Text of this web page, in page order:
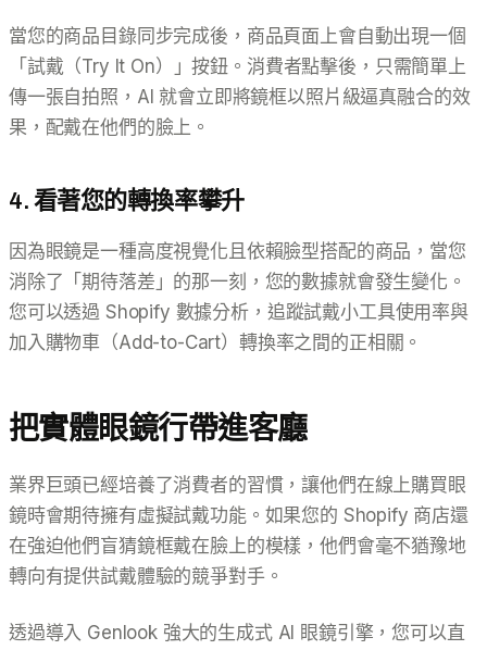
當您的商品目錄同步完成後，商品頁面上會自動出現一個
「試戴（Try It On）」按鈕。消費者點擊後，只需簡單上
傳一張自拍照，AI 就會立即將鏡框以照片級逼真融合的效
果，配戴在他們的臉上。
4. 看著您的轉換率攀升
因為眼鏡是一種高度視覺化且依賴臉型搭配的商品，當您
消除了「期待落差」的那一刻，您的數據就會發生變化。
您可以透過 Shopify 數據分析，追蹤試戴小工具使用率與
加入購物車（Add-to-Cart）轉換率之間的正相關。
把實體眼鏡行帶進客廳
業界巨頭已經培養了消費者的習慣，讓他們在線上購買眼
鏡時會期待擁有虛擬試戴功能。如果您的 Shopify 商店還
在強迫他們盲猜鏡框戴在臉上的模樣，他們會毫不猶豫地
轉向有提供試戴體驗的競爭對手。
透過導入 Genlook 強大的生成式 AI 眼鏡引擎，您可以直